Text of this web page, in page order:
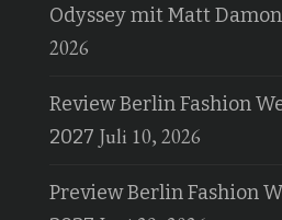
Odyssey mit Matt Damon
2026
Review Berlin Fashion
2027 Juli 10, 2026
Preview Berlin Fashion